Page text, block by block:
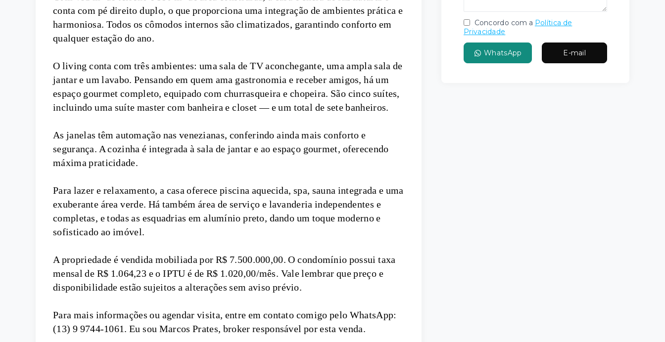
conta com pé direito duplo, o que proporciona uma integração de ambientes prática e
harmoniosa. Todos os cômodos internos são climatizados, garantindo conforto em
qualquer estação do ano.
O living conta com três ambientes: uma sala de TV aconchegante, uma ampla sala de
jantar e um lavabo. Pensando em quem ama gastronomia e receber amigos, há um
espaço gourmet completo, equipado com churrasqueira e chopeira. São cinco suítes,
incluindo uma suíte master com banheira e closet — e um total de sete banheiros.
As janelas têm automação nas venezianas, conferindo ainda mais conforto e
segurança. A cozinha é integrada à sala de jantar e ao espaço gourmet, oferecendo
máxima praticidade.
Para lazer e relaxamento, a casa oferece piscina aquecida, spa, sauna integrada e uma
exuberante área verde. Há também área de serviço e lavanderia independentes e
completas, e todas as esquadrias em alumínio preto, dando um toque moderno e
sofisticado ao imóvel.
A propriedade é vendida mobiliada por R$ 7.500.000,00. O condomínio possui taxa
mensal de R$ 1.064,23 e o IPTU é de R$ 1.020,00/mês. Vale lembrar que preço e
disponibilidade estão sujeitos a alterações sem aviso prévio.
Para mais informações ou agendar visita, entre em contato comigo pelo WhatsApp:
(13) 9 9744-1061. Eu sou Marcos Prates, broker responsável por esta venda.
Concordo com a Política de
Privacidade
WhatsApp E-mail